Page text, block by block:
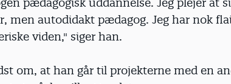
men autodidakt pædagog. Jeg har nok
viden," siger han.
om, at han går til projekterne med en